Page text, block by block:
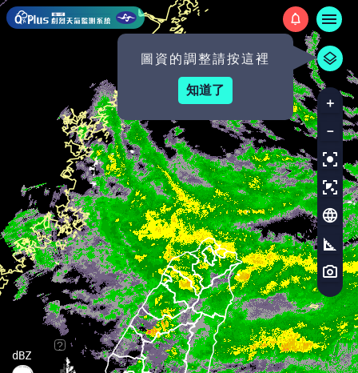
中央氣象署 - 新一代劇烈天氣
?
dBZ
圖資的調整請按這裡
知道了